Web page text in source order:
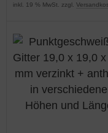
inkl. 19 % MwSt. zzgl.